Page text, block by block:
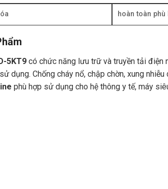
hoàn toàn
5KT9 có chức năng lưu trữ và truyền tải điện
dụng. Chống cháy nổ, chập chờn, xung
phù hợp sử dụng cho hệ thông y tế, máy